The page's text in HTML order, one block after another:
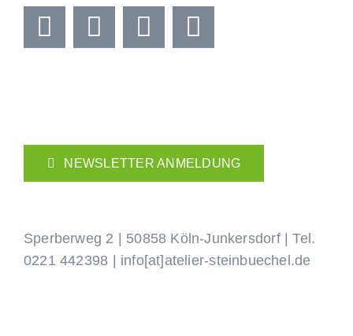
NEWSLETTER ANMELDUNG
Sperberweg 2 | 50858 Köln-Junkersdorf | Tel.
0221 442398
info[at]atelier-steinbuechel.de